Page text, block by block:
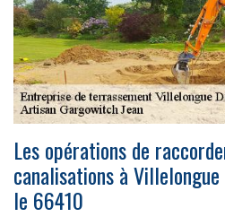
Les opérations de
canalisations à
le 66410